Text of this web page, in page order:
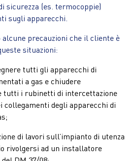
sicurezza (es. termocoppie)
sugli apparecchi.
precauzioni che il cliente è
situazioni:
tutti gli apparecchi di
a gas e chiudere
tutti i rubinetti di intercettazione
collegamenti degli apparecchi di
di lavori sull’impianto di utenza
rivolgersi ad un installatore